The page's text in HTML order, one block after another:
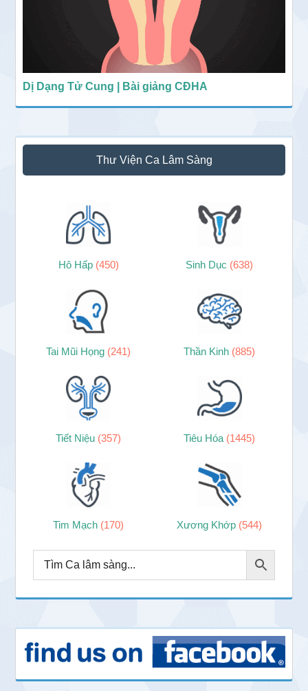
Dị Dạng Tử Cung | Bài giảng CĐHA
Thư Viện Ca Lâm Sàng
Hô Hấp (450) Sinh Dục (638)
Tai Mũi Họng (241) Thần Kinh (885)
Tiết Niệu (357) Tiêu Hóa (1445)
Tim Mạch (170) Xương Khớp (544)